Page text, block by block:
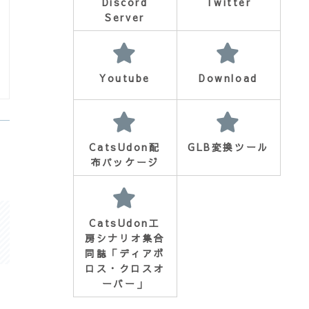
Server
Youtube Download
CatsUdon配
布パッケージ
GLB変換ツール
CatsUdon工
房シナリオ集合
同誌「ディアボ
ロス・クロスオ
ーバー」